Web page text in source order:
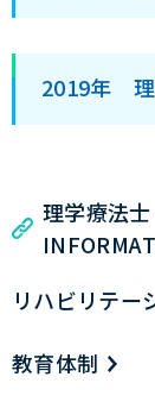
2019年
理学療法
リハビリテー
教育体制